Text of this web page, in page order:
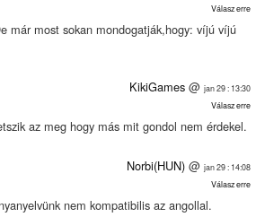
Válasz erre
már most sokan mondogatják,hogy: víjú víjú
KikiGames @ jan 29 : 13:30
Válasz erre
az meg hogy más mit gondol nem érdekel.
Norbi(HUN) @ jan 29 : 14:08
Válasz erre
nem kompatibilis az angollal.